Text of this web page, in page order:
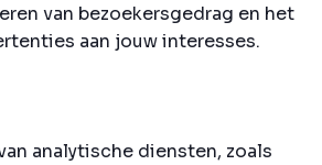
van bezoekersgedrag en het
aan jouw interesses.
analytische diensten, zoals